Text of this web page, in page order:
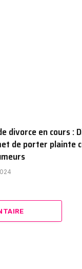
divorce en cours :
de porter plainte